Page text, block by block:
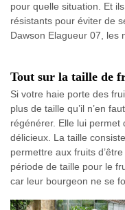
pour quelle situation. Et
résistants pour éviter de
Dawson Elagueur 07, les
Tout sur la taille de
Si votre haie porte des
plus de taille qu’il n’en
régénérer. Elle lui
délicieux. La taille
permettre aux fruits
période de taille pour le
car leur bourgeon ne se